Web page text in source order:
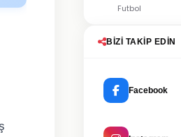
Futbol
BIZI TAKIP EDIN
Facebook